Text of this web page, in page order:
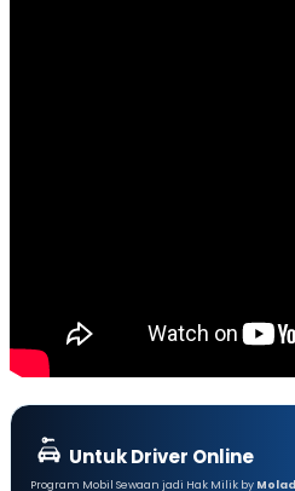
Untuk Driver Online
Program Mobil Sewaan jadi Hak Milik by